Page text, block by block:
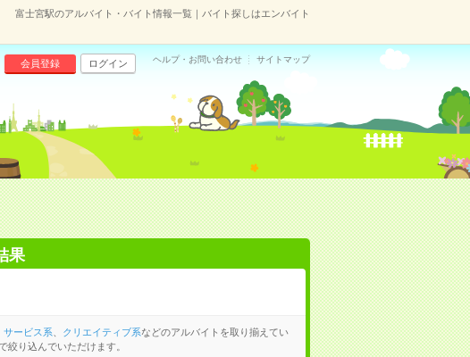
富士宮駅のアルバイト・バイト情報一覧｜バイト探しはエンバイト
会員登録 ログイン ヘルプ・お問い合わせ サイトマップ
果
サービス系 クリエイティブ系などのアルバイトを取り揃えてい
絞り込んでいただけます。